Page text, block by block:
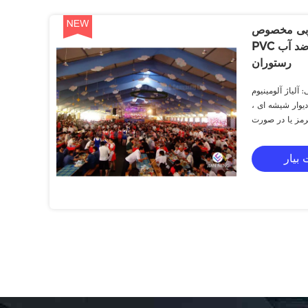
مخصوص
PVC سفید برای چادر سایبان ضد آب
رستوران
آلیاژ آلومینیوم
شیشه ای ،
یا در صورت